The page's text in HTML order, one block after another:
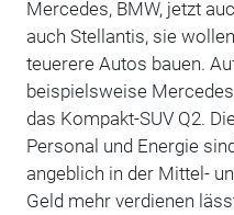
Mercedes, BMW, jetzt
auch Stellantis, sie
teuerere Autos bauen.
beispielsweise
das Kompakt-SUV Q2.
Personal und Energie
angeblich in der Mittel-
Geld mehr verdienen